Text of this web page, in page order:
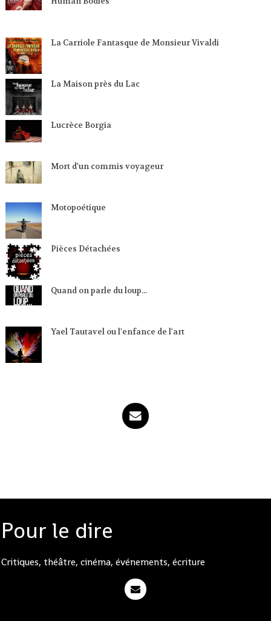
La Carriole Fantasque de Monsieur Vivaldi
La Maison près du Lac
Lucrèce Borgia
Mort d'un commis voyageur
Motopoétique
Pièces Détachées
Quand on parle du loup...
Yael Tautavel ou l'enfance de l'art
Pour le dire
Critiques, théâtre, cinéma, événements, écriture